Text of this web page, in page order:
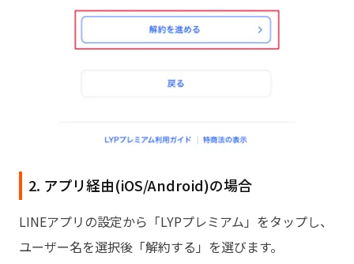
2. アプリ経由(iOS/Android)の場合
LINEアプリの設定から「LYPプレミアム」をタップし、
ユーザー名を選択後「解約する」を選びます。